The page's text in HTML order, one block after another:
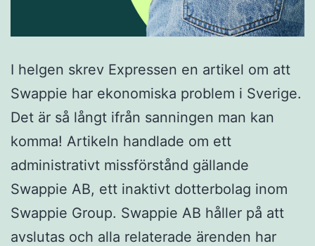
I helgen skrev Expressen en artikel om att
Swappie har ekonomiska problem i Sverige.
Det är så långt ifrån sanningen man kan
komma! Artikeln handlade om ett
administrativt missförstånd gällande
Swappie AB, ett inaktivt dotterbolag inom
Swappie Group. Swappie AB håller på att
avslutas och alla relaterade ärenden har